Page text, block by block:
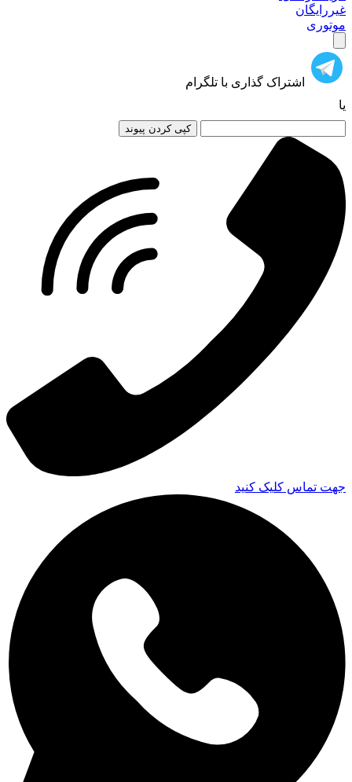
غیررایگان
موتوری
اشتراک گذاری با تلگرام
یا
کپی کردن پیوند
جهت تماس کلیک کنید